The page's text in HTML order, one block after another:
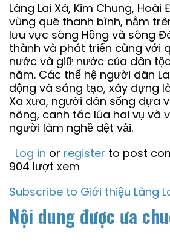
Làng Lai Xá, Kim Chung, Hoài
vùng quê thanh bình, nằm
lưu vực sông Hồng và sông
thành và phát triển cùng với
nước và giữ nước của dân
năm. Các thế hệ người dân
động và sáng tạo, xây dựng
Xa xưa, người dân sống dựa
nông, canh tác lúa hai vụ và
người làm nghề dệt vải.
Log in or register to post
904 lượt xem
Subscribe to Giới thiệu Làng
Nội dung được ưa